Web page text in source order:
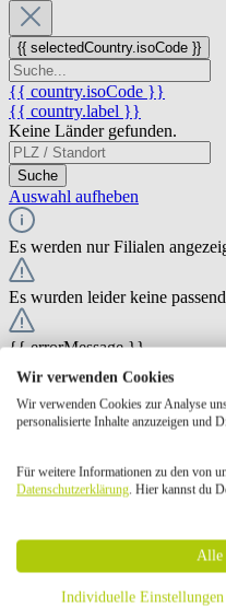
{{ selectedCountry.isoCode }}
{{ country.isoCode }}
{{ country.label }}
Keine Länder gefunden.
Suche
Auswahl aufheben
Es werden nur Filialen
Es wurden leider keine
{{ errorMessage }}
{{
{{ store.label }}
Ausgewählt Auswählen
Öffnungszeiten:
Seite {{
Wir verwenden Cookies
Wir verwenden Cookies zur Analyse
personalisierte Inhalte anzuzeigen und
Für weitere Informationen zu den von
Datenschutzerklärung. Hier kannst du
Alle
Individuelle Einstellungen